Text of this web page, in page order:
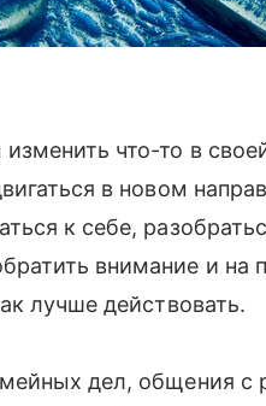
что-то в
в новом
к себе,
внимание и на
лучше действовать.
дел, общения с